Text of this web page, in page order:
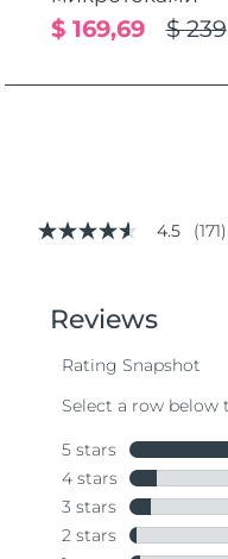
$ 239
$ 169,69
4.5
stars,
average
value.
171
Same
page
link.
4.5 (171)